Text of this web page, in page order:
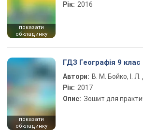
показати
обкладинку
Рік: 2016
показати
обкладинку
ГДЗ Географія 9 клас
Автори: В. М. Бойко, І. Л.
Рік: 2017
Опис: Зошит для